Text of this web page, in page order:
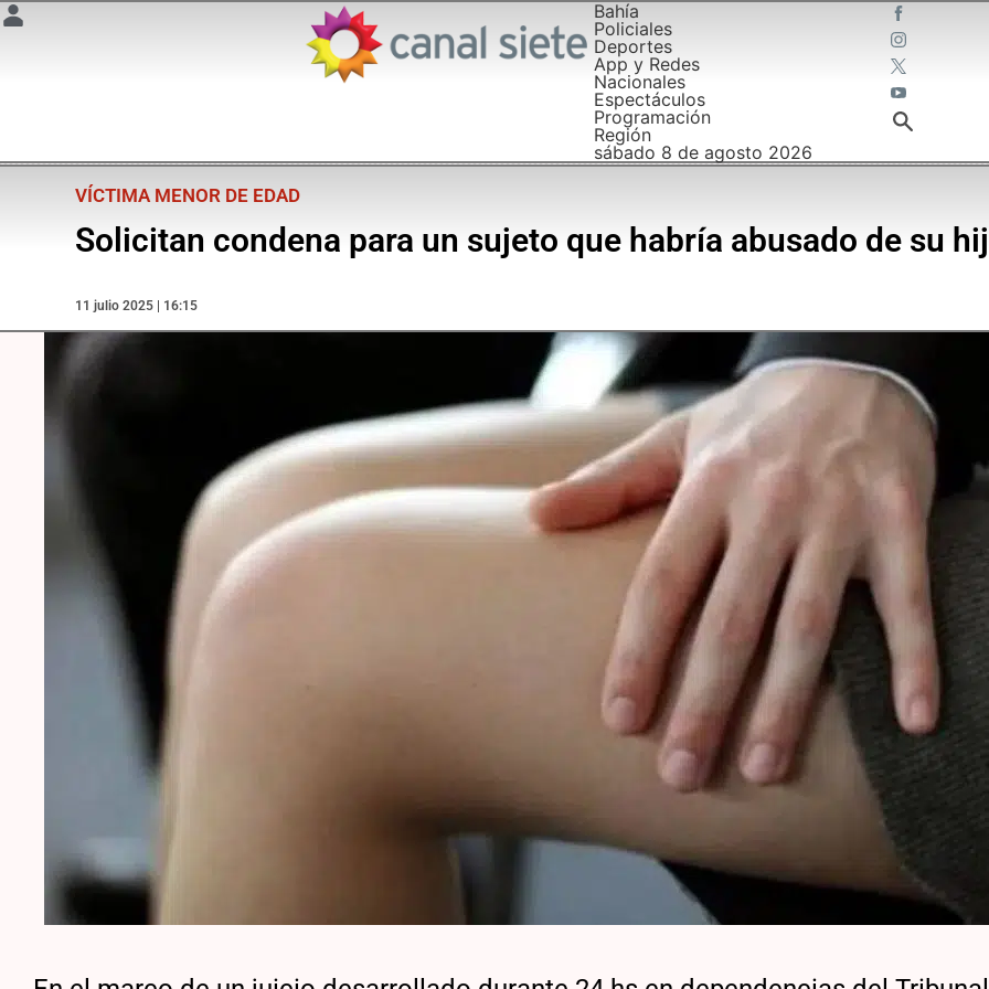
Bahía
Policiales
Deportes
App y Redes
Nacionales
Espectáculos
Programación
Región
sábado 8 de agosto 2026
VÍCTIMA MENOR DE EDAD
Solicitan condena para un sujeto que habría abusado de su
11 julio 2025 | 16:15